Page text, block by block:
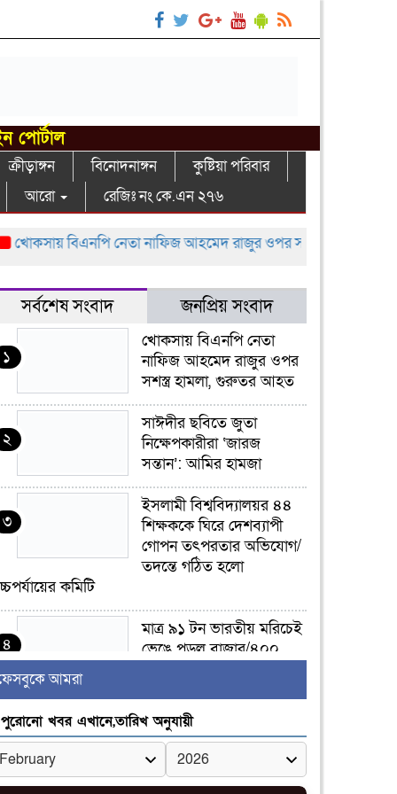
পোর্টাল
ক্রীড়াঙ্গন বিনোদনাঙ্গন
কুষ্টিয়া পরিবার
আরো রেজিঃ নং কে.এন ২৭৬
বিএনপি নেতা নাফিজ আহমেদ রাজুর ওপর সশস্ত্র হামলা, গুরুতর
সর্বশেষ সংবাদ জনপ্রিয় সংবাদ
১
খোকসায় বিএনপি নেতা
নাফিজ আহমেদ রাজুর ওপর
সশস্ত্র হামলা, গুরুতর আহত
২
সাঈদীর ছবিতে জুতা
নিক্ষেপকারীরা ‘জারজ
সন্তান’: আমির হামজা
৩
ইসলামী বিশ্ববিদ্যালয়র ৪৪
শিক্ষককে ঘিরে দেশব্যাপী
গোপন তৎপরতার অভিযোগ/
তদন্তে গঠিত হলো
কমিটি
৪
মাত্র ৯১ টন ভারতীয় মরিচেই
ভেঙে পড়ল বাজার/৪০০
৫
জুলাই আন্দোলন ছিল
সম্মিলিত, লক্ষ্য হওয়া উচিত
ঐক্য ও রাষ্ট্রগঠন
আমরা
পুরোনো খবর এখানে,তারিখ অনুযায়ী